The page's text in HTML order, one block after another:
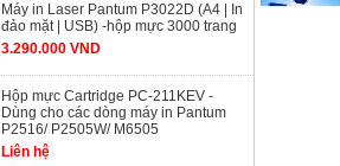
Máy in Laser Pantum P3022D (A4 | In
đảo mặt | USB) -hộp mực 3000 trang
3.290.000 VND
Hộp mực Cartridge PC-211KEV -
Dùng cho các dòng máy in Pantum
P2516/ P2505W/ M6505
Liên hệ